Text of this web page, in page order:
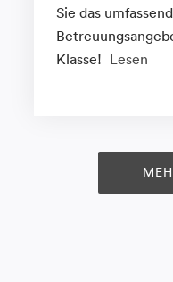
Sie das
Klasse! Lesen